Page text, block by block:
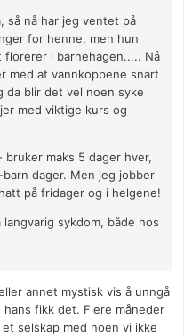
så nå har jeg ventet på
for henne, men hun
i barnehagen..... Nå
med at vannkoppene snart
da blir det vel noen syke
med viktige kurs og
maks 5 dager hver,
dager. Men jeg jobber
på fridager og i helgene!
sykdom, både hos
annet mystisk vis å unngå
fikk det. Flere måneder
selskap med noen vi ikke